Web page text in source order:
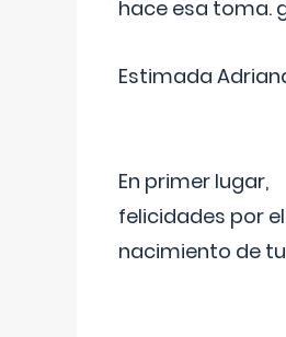
hace esa toma.
Estimada
En primer lugar,
felicidades por el
nacimiento de